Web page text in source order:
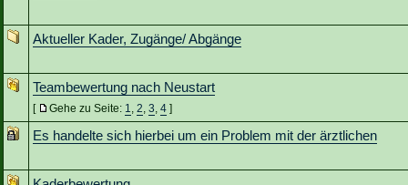
Aktueller Kader, Zugänge/ Abgänge
Teambewertung nach Neustart
[ Gehe zu Seite: 1, 2, 3, 4 ]
Es handelte sich hierbei um ein Problem mit der ärztlichen